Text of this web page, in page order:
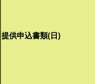
提供申込書類(日)